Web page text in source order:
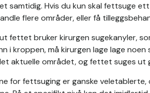
samtidig. Hvis du kun skal fettsuge
flere områder, eller få
fettet bruker kirurgen sugekanyler,
i kroppen, må kirurgen lage lage
aktuelle området, og fettet suges ut
for fettsuging er ganske